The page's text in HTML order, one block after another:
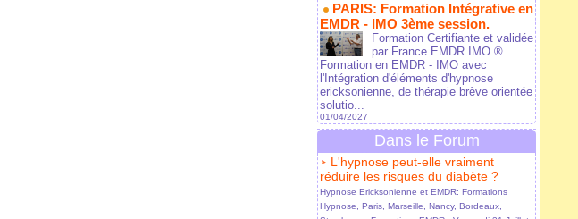
PARIS: Formation Intégrative en
EMDR - IMO 3ème session.
Formation Certifiante et validée
par France EMDR IMO ®.
Formation en EMDR - IMO avec
l'Intégration d'éléments d'hypnose
ericksonienne, de thérapie brève orientée
solutio...
01/04/2027
Dans le Forum
L'hypnose peut-elle vraiment
réduire les risques du diabète ?
Hypnose Ericksonienne et EMDR: Formations
Hypnose, Paris, Marseille, Nancy, Bordeaux,